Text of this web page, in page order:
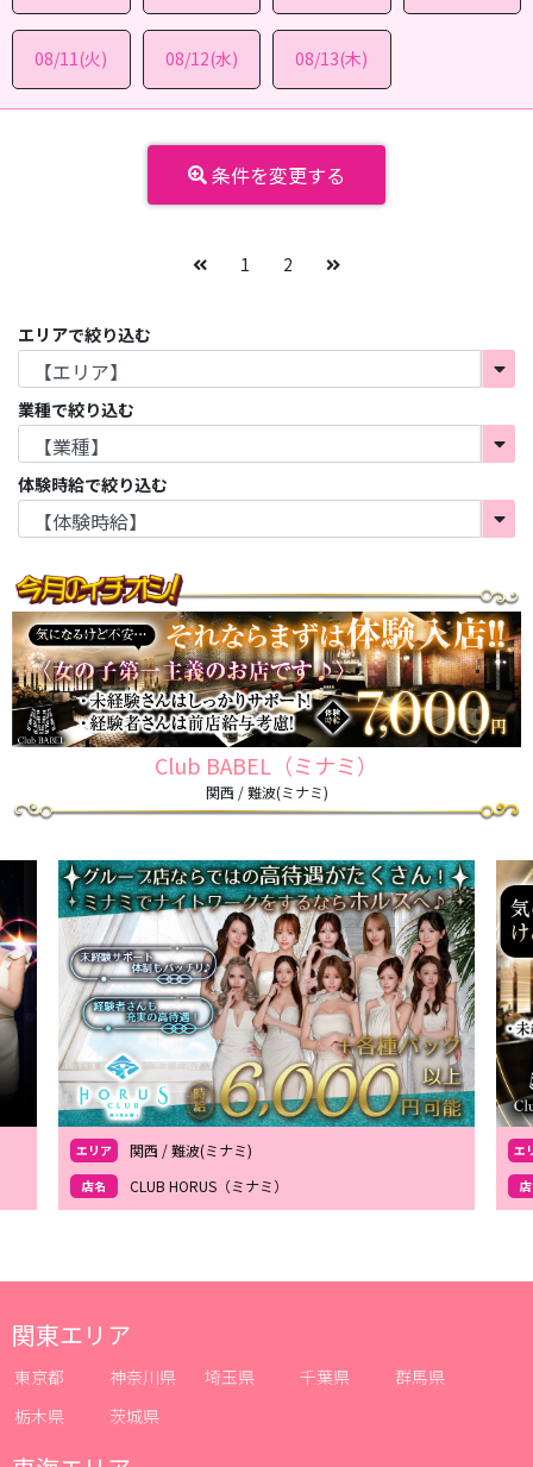
08/11(火) 08/12(水) 08/13(木)
条件を変更する
1 2
エリアで絞り込む
業種で絞り込む
体験時給で絞り込む
関西 / 難波(ミナミ)
Club BABEL（ミナミ）
エリア 関西 / 難波(ミナミ)
店名 CLUB HORUS（ミナミ）
エ
関東エリア
東京都 神奈川県 埼玉県 千葉県
群馬県
栃木県
茨城県